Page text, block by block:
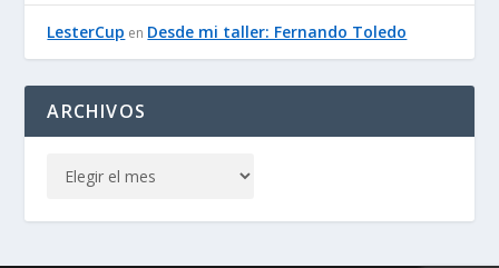
LesterCup en Desde mi taller: Fernando Toledo
ARCHIVOS